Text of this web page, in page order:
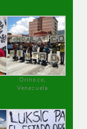
Orinoco,
Venezuela